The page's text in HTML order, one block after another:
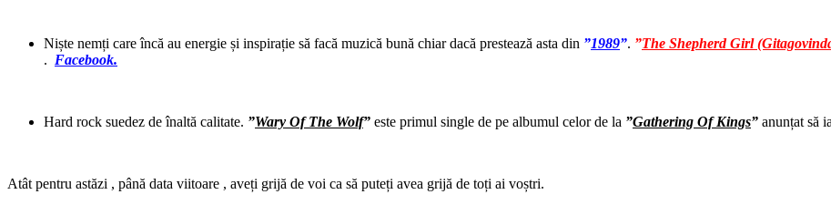
Niște nemți care încă au energie și inspirație să facă muzică bună chiar dacă prestează asta din ”1989”. ”The Shepherd Girl
. Facebook.
Hard rock suedez de înaltă calitate. ”Wary Of The Wolf” este primul single de pe albumul celor de la ”Gathering Of Kings” anunțat să
Atât pentru astăzi , până data viitoare , aveți grijă de voi ca să puteți avea grijă de toți ai voștri.